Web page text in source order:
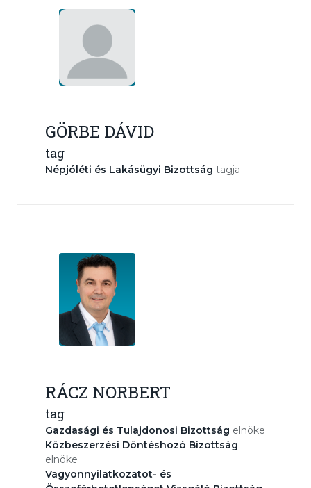
GÖRBE DÁVID
tag
Népjóléti és Lakásügyi Bizottság tagja
RÁCZ NORBERT
tag
Gazdasági és Tulajdonosi Bizottság elnöke
Közbeszerzési Döntéshozó Bizottság
elnöke
Vagyonnyilatkozatot- és